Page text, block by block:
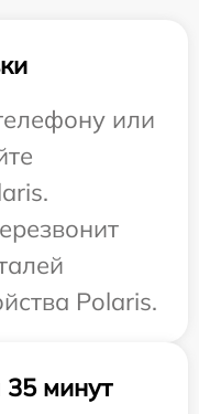
или
Polaris.
минут